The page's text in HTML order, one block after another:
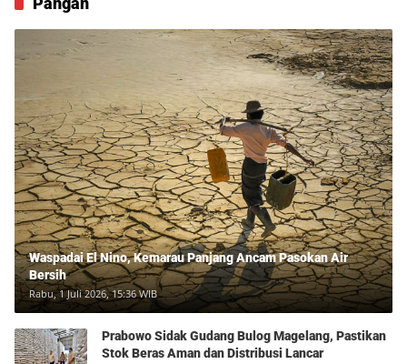
Waspadai El Nino, Kemarau Panjang Ancam Pasokan Air
Bersih
Rabu, 1 Juli 2026, 15:36 WIB
Prabowo Sidak Gudang Bulog Magelang, Pastikan
Stok Beras Aman dan Distribusi Lancar